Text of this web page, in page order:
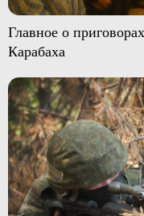
Главное о
Карабаха